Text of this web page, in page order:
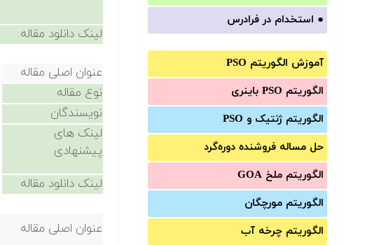
● استخدام در فرادرس
آموزش الگوریتم PSO
الگوریتم PSO باینری
الگوریتم ژنتیک و PSO
حل مساله فروشنده دوره‌گرد
الگوریتم ملخ GOA
الگوریتم مورچگان
الگوریتم چرخه آب
لینک دانلود مقاله
عنوان اصلی مقاله
نوع مقاله
نویسندگان
لینک های
پیشنهادی
لینک دانلود مقاله
عنوان اصلی مقاله